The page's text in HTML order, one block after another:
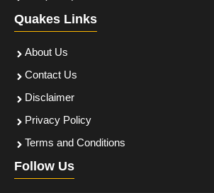
Quakes Links
About Us
Contact Us
Disclaimer
Privacy Policy
Terms and Conditions
Follow Us